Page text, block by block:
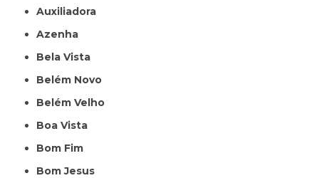
Auxiliadora
Azenha
Bela Vista
Belém Novo
Belém Velho
Boa Vista
Bom Fim
Bom Jesus